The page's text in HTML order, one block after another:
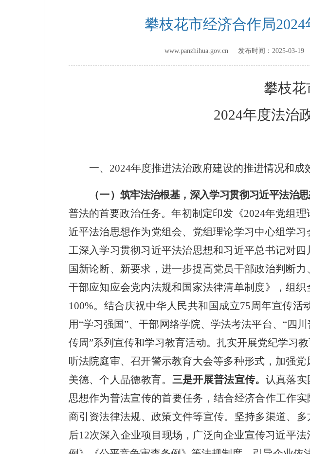
攀枝花市经济合作局
www.panzhihua.gov.cn 发布时间： 2025-03-19
攀枝花
2024年度法治
一、2024年度推进法治政府建设的推进情况和成
（一） 筑牢法治根基， 深入学习贯彻习近平法治思
普法的首要政治任务。年初制定印发《2024年党组理
近平法治思想作为党组会、党组理论学习中心组学
工深入学习贯彻习近平法治思想和习近平总书记对
国新论断、新要求，进一步提高党员干部政治判断
干部应知应会党内法规和国家法律清单制度》，组
100%。结合庆祝中华人民共和国成立75周年宣传活
用“学习强国”、干部网络学院、学法考法平台、 “四川
传周”系列宣传和学习教育活动。扎实开展党纪学习教
听法院庭审、召开警示教育大会等多种形式，加强
美德、个人品德教育。 三是开展普法宣传。 认真落实
思想作为普法宣传的首要任务，结合经济合作工作实
商引资法律法规、政策文件等宣传。坚持多渠道、
后12次深入企业项目现场，广泛向企业宣传习近平